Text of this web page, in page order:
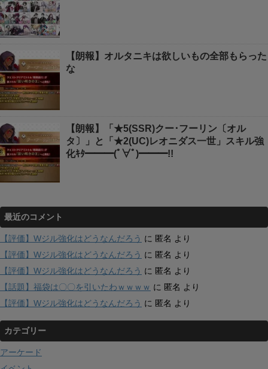
【朗報】オルタニキは欲しいもの全部もらった
な
【朗報】「★5(SSR)クー･フーリン〔オル
タ〕」と「★2(UC)レオニダス一世」スキル強
化ｷﾀ━━━(ﾟ∀ﾟ)━━━!!
最近のコメント
【評価】Wジル強化はどうなんだろう に 匿名 より
【評価】Wジル強化はどうなんだろう に 匿名 より
【評価】Wジル強化はどうなんだろう に 匿名 より
【話題】福袋は〇〇を引いたわｗｗｗｗ に 匿名 より
【評価】Wジル強化はどうなんだろう に 匿名 より
カテゴリー
アーケード